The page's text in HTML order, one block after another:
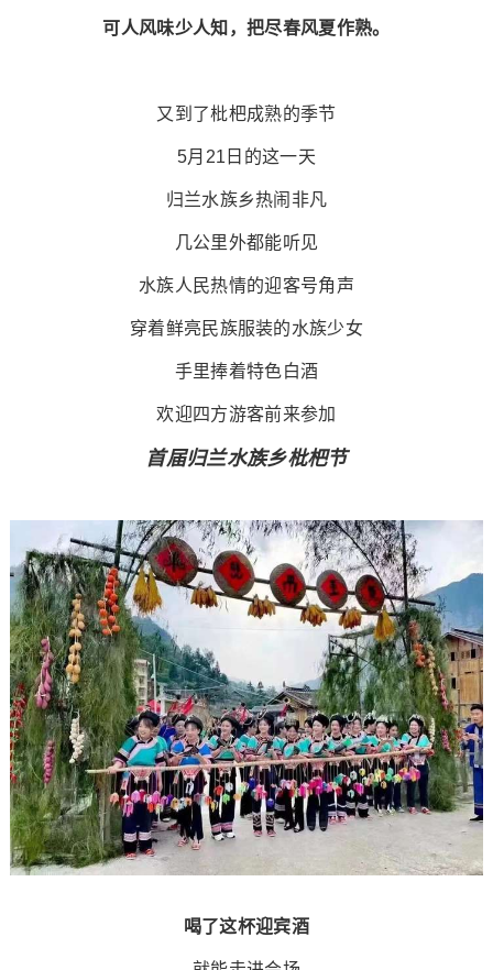
可人风味少人知，把尽春风夏作熟。
又到了枇杷成熟的季节
5月21日的这一天
归兰水族乡热闹非凡
几公里外都能听见
水族人民热情的迎客号角声
穿着鲜亮民族服装的水族少女
手里捧着特色白酒
欢迎四方游客前来参加
首届归兰水族乡枇杷节
喝了这杯迎宾酒